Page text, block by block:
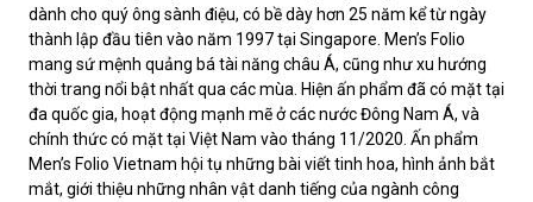
dành cho quý ông sành điệu, có bề dày hơn 25 năm kể từ ngày
thành lập đầu tiên vào năm 1997 tại Singapore. Men’s Folio
mang sứ mệnh quảng bá tài năng châu Á, cũng như xu hướng
thời trang nổi bật nhất qua các mùa. Hiện ấn phẩm đã có mặt tại
đa quốc gia, hoạt động mạnh mẽ ở các nước Đông Nam Á, và
chính thức có mặt tại Việt Nam vào tháng 11/2020. Ấn phẩm
Men’s Folio Vietnam hội tụ những bài viết tinh hoa, hình ảnh bắt
mắt, giới thiệu những nhân vật danh tiếng của ngành công